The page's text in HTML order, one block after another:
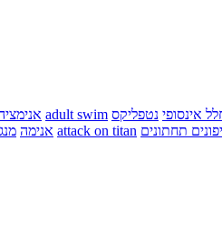
אינסופי נטפליקס adult swim
תחתונים attack on titan אנימה